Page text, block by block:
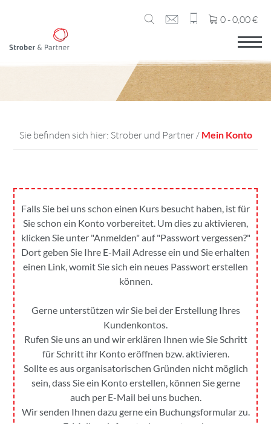
0 -0,00€
Sie befinden sich hier: Strober und Partner/ Mein Konto
Falls Sie bei uns schon einen Kurs besucht haben, ist für
Sie schon ein Konto vorbereitet. Um dies zu aktivieren,
klicken Sie unter "Anmelden" auf "Passwort vergessen?"
Dort geben Sie Ihre E-Mail Adresse ein und Sie erhalten
einen Link, womit Sie sich ein neues Passwort erstellen
können.
Gerne unterstützen wir Sie bei der Erstellung Ihres
Kundenkontos.
Rufen Sie uns an und wir erklären Ihnen wie Sie Schritt
für Schritt ihr Konto eröffnen bzw. aktivieren.
Sollte es aus organisatorischen Gründen nicht möglich
sein, dass Sie ein Konto erstellen, können Sie gerne
auch per E-Mail bei uns buchen.
Wir senden Ihnen dazu gerne ein Buchungsformular zu.